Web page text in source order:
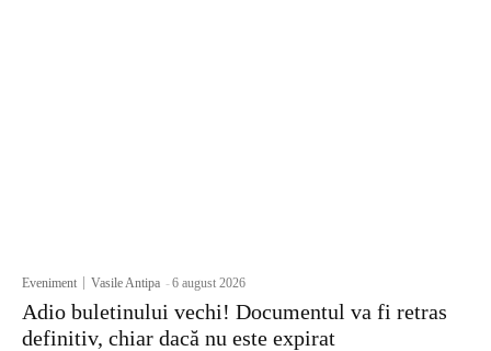
Eveniment Vasile Antipa -6 august 2026
Adio buletinului vechi! Documentul va fi retras
definitiv, chiar dacă nu este expirat